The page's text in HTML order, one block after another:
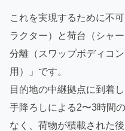
これを実現するために不
ラクター）と荷台（シャ
分離（スワップボディコ
用）」です。
目的地の中継拠点に到着
手降ろしによる2〜3時間
なく、荷物が積載された